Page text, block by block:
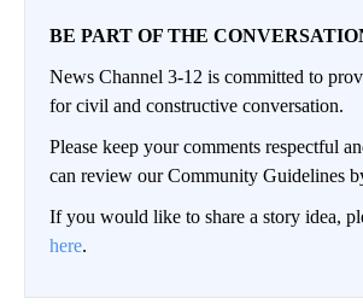
BE PART OF THE
News Channel 3-12 is committed to
for civil and constructive conversation.
Please keep your comments respectful
can review our Community Guidelines
If you would like to share a story idea,
here.